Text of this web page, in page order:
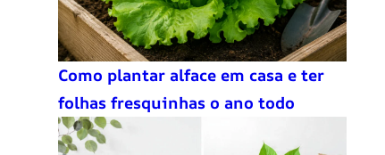
Como plantar alface em casa e ter
folhas fresquinhas o ano todo